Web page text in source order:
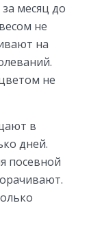
месяц до
не
на
не
в
дней.
посевной